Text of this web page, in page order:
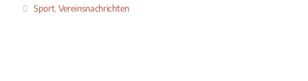
Sport, Vereinsnachrichten